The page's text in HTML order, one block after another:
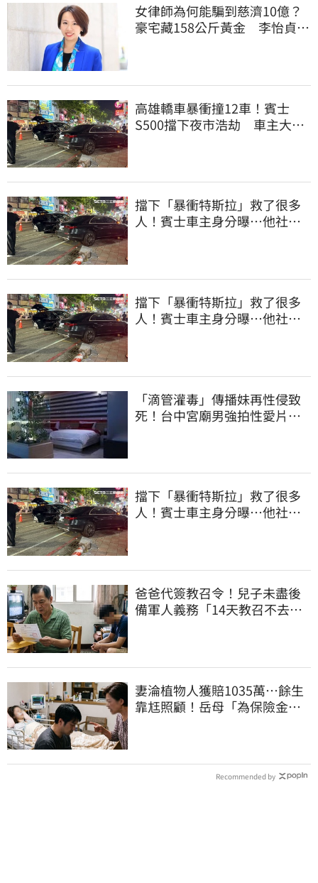
女律師為何能騙到慈濟10億？
豪宅藏158公斤黃金 李怡貞驚
高雄轎車暴衝撞12車！賓士
S500擋下夜市浩劫 車主大
擋下「暴衝特斯拉」救了很多
人！賓士車主身分曝…他社群
擋下「暴衝特斯拉」救了很多
人！賓士車主身分曝…他社群
「滴管灌毒」傳播妹再性侵致
死！台中宮廟男強拍性愛片
擋下「暴衝特斯拉」救了很多
人！賓士車主身分曝…他社群
爸爸代簽教召令！兒子未盡後
備軍人義務「14天教召不去」
妻淪植物人獲賠1035萬…餘生
靠尪照顧！岳母「為保險金開
Recommended by